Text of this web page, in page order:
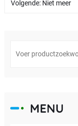
Volgende: Niet meer
MENU